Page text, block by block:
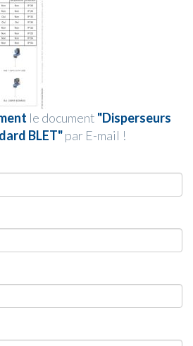
le document "Disperseurs
BLET"par E-mail !